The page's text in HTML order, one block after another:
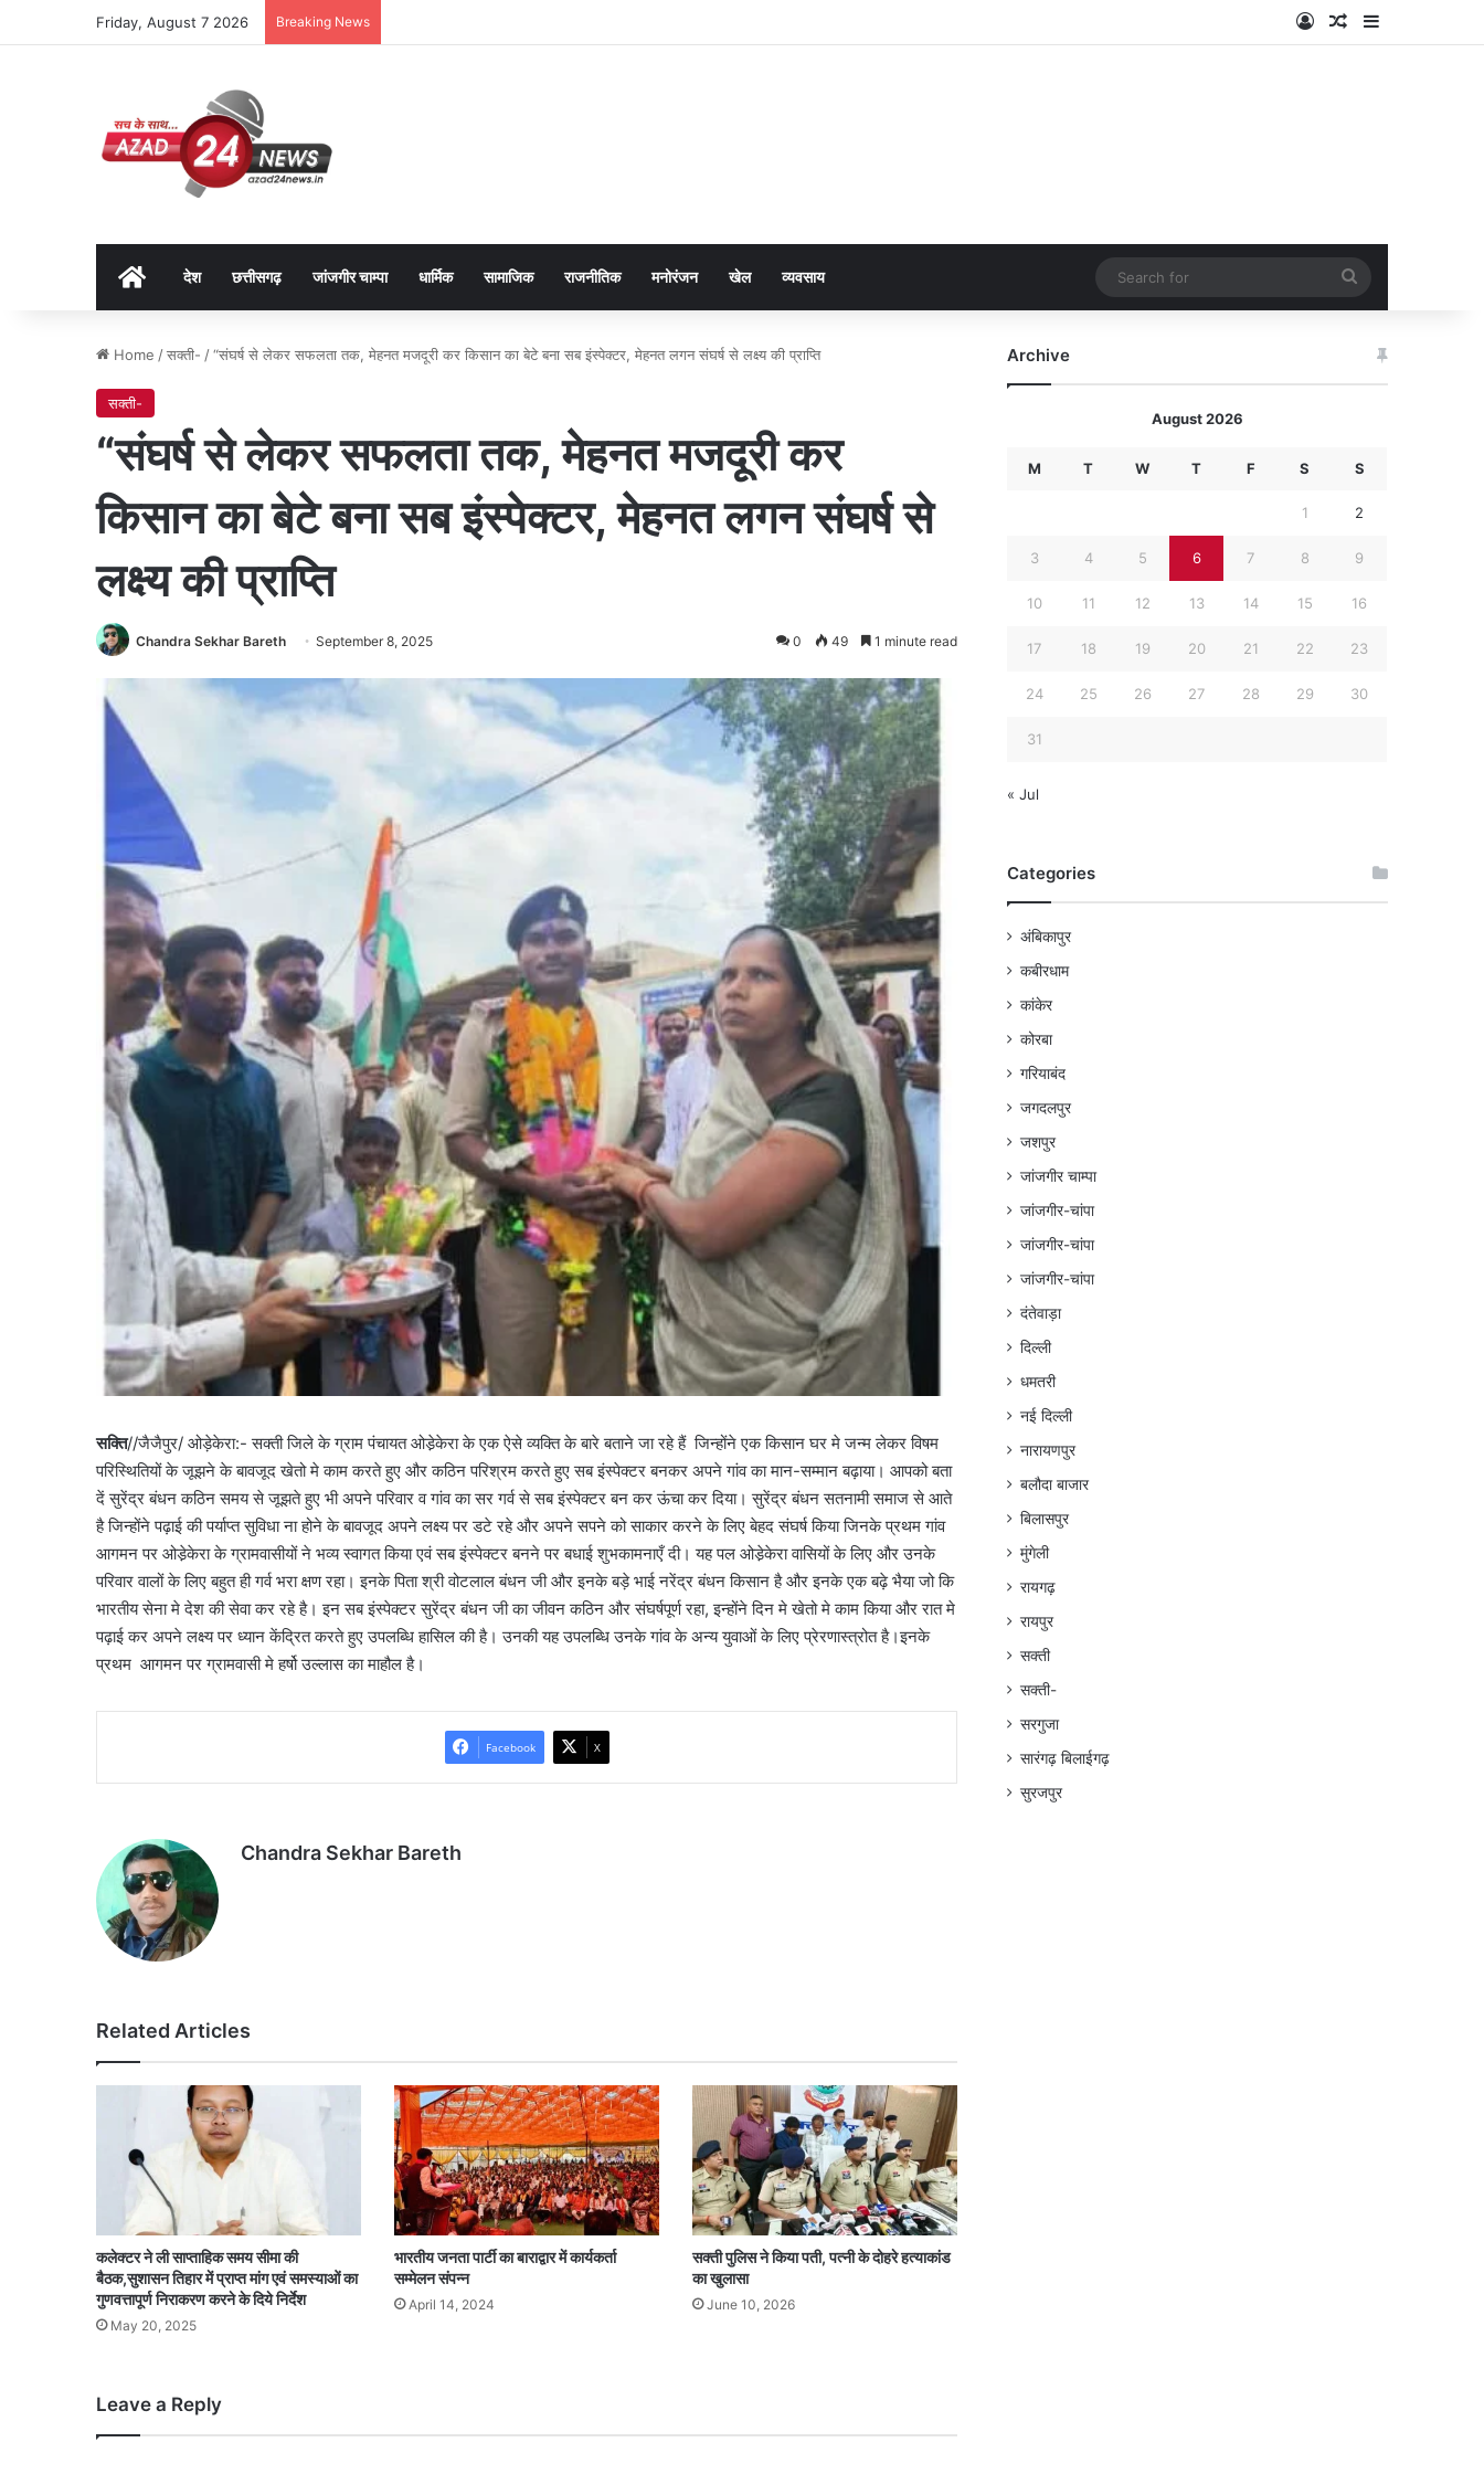
Friday, August 7 2026 Breaking News Log InRandom Article
Sidebar
Homeदेश छत्तीसगढ़ जांजगीर चाम्पा धार्मिक सामाजिक राजनीतिक मनोरंजन खेल व्यवसाय
for
Home /सक्ती- /“संघर्ष से लेकर सफलता तक, मेहनत मजदूरी कर किसान का बेटे बना सब इंस्पेक्टर, मेहनत लगन संघर्ष से लक्ष्य की प्राप्ति
सक्ती-
“संघर्ष से लेकर सफलता तक, मेहनत मजदूरी कर
किसान का बेटे बना सब इंस्पेक्टर, मेहनत लगन संघर्ष से
लक्ष्य की प्राप्ति
Chandra Sekhar Bareth September 8, 2025 0 49 1 minute read
सक्ति//जैजैपुर/ ओड़ेकेरा:- सक्ती जिले के ग्राम पंचायत ओडे़केरा के एक ऐसे व्यक्ति के बारे बताने जा रहे हैं जिन्होंने एक किसान घर मे जन्म लेकर विषम
परिस्थितियों के जूझने के बावजूद खेतो मे काम करते हुए और कठिन परिश्रम करते हुए सब इंस्पेक्टर बनकर अपने गांव का मान-सम्मान बढ़ाया। आपको बता
दें सुरेंद्र बंधन कठिन समय से जूझते हुए भी अपने परिवार व गांव का सर गर्व से सब इंस्पेक्टर बन कर ऊंचा कर दिया। सुरेंद्र बंधन सतनामी समाज से आते
है जिन्होंने पढ़ाई की पर्याप्त सुविधा ना होने के बावजूद अपने लक्ष्य पर डटे रहे और अपने सपने को साकार करने के लिए बेहद संघर्ष किया जिनके प्रथम गांव
आगमन पर ओडे़केरा के ग्रामवासीयों ने भव्य स्वागत किया एवं सब इंस्पेक्टर बनने पर बधाई शुभकामनाएँ दी। यह पल ओडे़केरा वासियों के लिए और उनके
परिवार वालों के लिए बहुत ही गर्व भरा क्षण रहा। इनके पिता श्री वोटलाल बंधन जी और इनके बड़े भाई नरेंद्र बंधन किसान है और इनके एक बढ़े भैया जो कि
भारतीय सेना मे देश की सेवा कर रहे है। इन सब इंस्पेक्टर सुरेंद्र बंधन जी का जीवन कठिन और संघर्षपूर्ण रहा, इन्होंने दिन मे खेतो मे काम किया और रात मे
पढ़ाई कर अपने लक्ष्य पर ध्यान केंद्रित करते हुए उपलब्धि हासिल की है। उनकी यह उपलब्धि उनके गांव के अन्य युवाओं के लिए प्रेरणास्त्रोत है।इनके
प्रथम आगमन पर ग्रामवासी मे हर्षो उल्लास का माहौल है।
Facebook X
Chandra Sekhar Bareth
Related Articles
कलेक्टर ने ली साप्ताहिक समय सीमा की
बैठक,सुशासन तिहार में प्राप्त मांग एवं समस्याओं का
गुणवत्तापूर्ण निराकरण करने के दिये निर्देश
May 20, 2025
भारतीय जनता पार्टी का बाराद्वार में कार्यकर्ता
सम्मेलन संपन्न
April 14, 2024
सक्ती पुलिस ने किया पती, पत्नी के दोहरे हत्याकांड
का खुलासा
June 10, 2026
Leave a Reply
Archive
August 2026
M T W T F S S
1 2
3 4 5 6 7 8 9
10 11 12 13 14 15 16
17 18 19 20 21 22 23
24 25 26 27 28 29 30
31
« Jul
Categories
अंबिकापुर
कबीरधाम
कांकेर
कोरबा
गरियाबंद
जगदलपुर
जशपुर
जांजगीर चाम्पा
जांजगीर-चांपा
जांजगीर-चांपा
जांजगीर-चांपा
दंतेवाड़ा
दिल्ली
धमतरी
नई दिल्ली
नारायणपुर
बलौदा बाजार
बिलासपुर
मुंगेली
रायगढ़
रायपुर
सक्ती
सक्ती-
सरगुजा
सारंगढ़ बिलाईगढ़
सुरजपुर